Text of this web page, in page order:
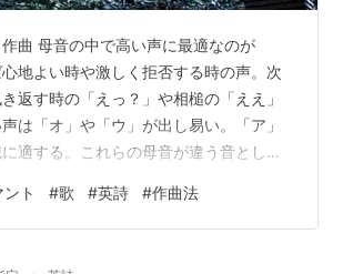
曲 母音の中で高い声に最適なのが
心地よい時や激しく拒否する時の声。次
返す時の「えっ？」や相槌の「ええ」
は「オ」や「ウ」が出し易い。「ア」
適する。これらの母音が違う音として
れており、低い倍音は貧弱。この特徴
を作る。その逆が「ウ」。フォルマン
ト #歌 #英詩 #作曲法